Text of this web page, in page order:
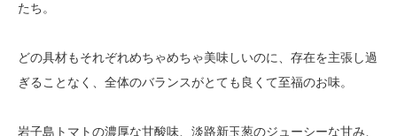
たち。
どの具材もそれぞれめちゃめちゃ美味しいのに、存在を主張し過
ぎることなく、全体のバランスがとても良くて至福のお味。
岩子島トマトの濃厚な甘酸味、淡路新玉葱のジューシーな甘み、